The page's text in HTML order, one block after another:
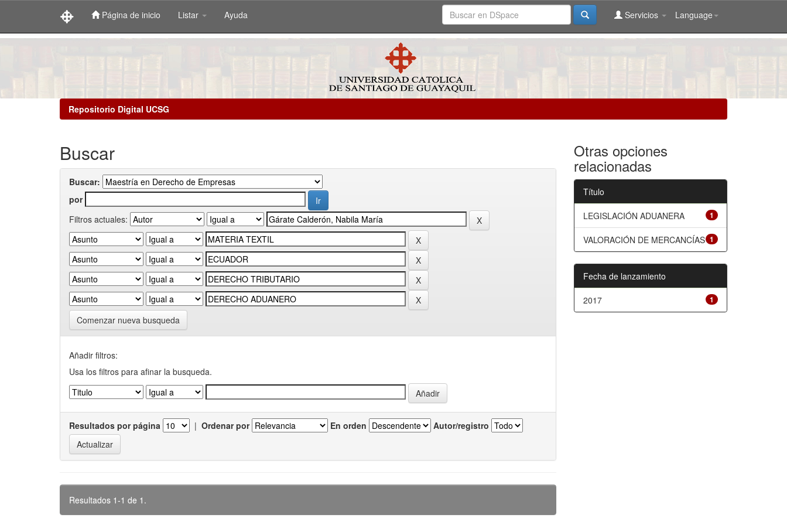
Página de inicio Listar Ayuda Language
Servicios
Repositorio Digital UCSG
Buscar
Buscar:
por
Filtros actuales:
Comenzar nueva busqueda
Añadir filtros:
Usa los filtros para afinar la busqueda.
Resultados por página | Ordenar por En orden Autor/registro
Resultados 1-1 de 1.
Otras opciones
relacionadas
Título
1
LEGISLACIÓN ADUANERA
1
VALORACIÓN DE MERCANCÍAS
Fecha de lanzamiento
1
2017